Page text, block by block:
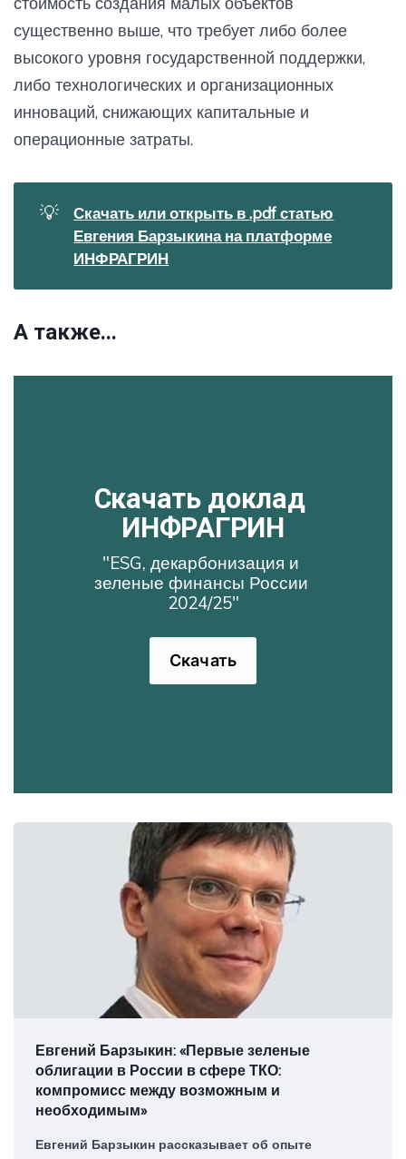
существенно выше, что требует либо более
высокого уровня государственной поддержки,
либо технологических и организационных
инноваций, снижающих капитальные и
операционные затраты.
💡
Скачать или открыть в .pdf статью
Евгения Барзыкина на платформе
ИНФРАГРИН
А также...
Скачать доклад
ИНФРАГРИН
"ESG, декарбонизация и
зеленые финансы России
2024/25"
Скачать
Евгений Барзыкин: «Первые зеленые
облигации в России в сфере ТКО:
компромисс между возможным и
необходимым»
Евгений Барзыкин рассказывает об опыте